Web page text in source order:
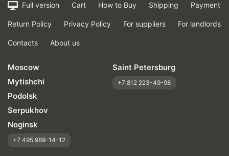
Full version Cart How to Buy Shipping Payment
Return Policy Privacy Policy For suppliers For landlords
Contacts About us
Moscow
Mytishchi
Podolsk
Serpukhov
Noginsk
+7 495 989-14-12
Saint Petersburg
+7 812 223-49-98